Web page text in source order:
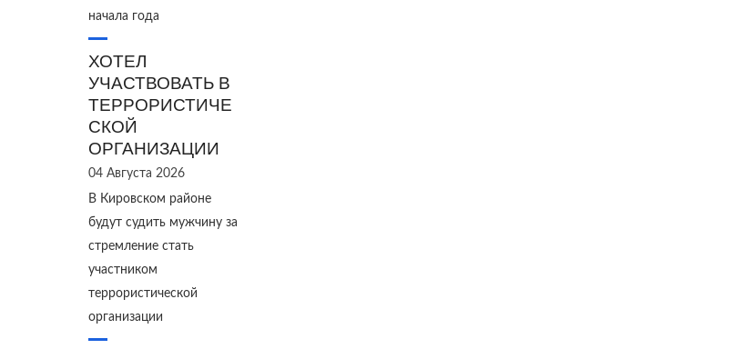
начала года
ХОТЕЛ
УЧАСТВОВАТЬ В
ТЕРРОРИСТИЧЕ
СКОЙ
ОРГАНИЗАЦИИ
04 Августа 2026
В Кировском районе
будут судить мужчину за
стремление стать
участником
террористической
организации